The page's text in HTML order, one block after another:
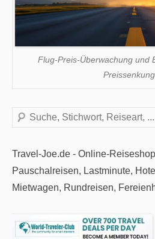
Flug-Preis-Überwachung und
Suchen
Travel-Joe.de - Online-Reiseshop
Pauschalreisen, Lastminute,
Mietwagen, Rundreisen,